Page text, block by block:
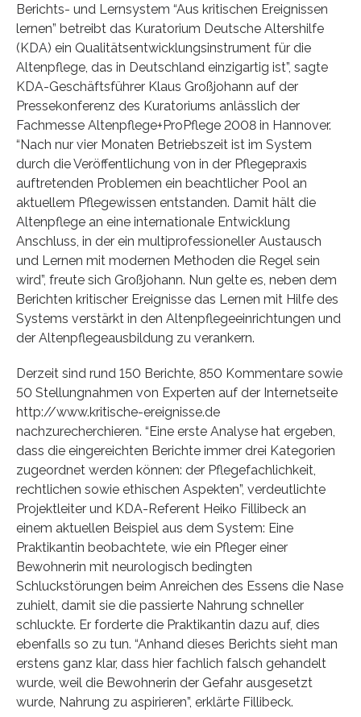
Berichts- und Lernsystem “Aus kritischen Ereignissen
lernen” betreibt das Kuratorium Deutsche Altershilfe
(KDA) ein Qualitätsentwicklungsinstrument für die
Altenpflege, das in Deutschland einzigartig ist”, sagte
KDA-Geschäftsführer Klaus Großjohann auf der
Pressekonferenz des Kuratoriums anlässlich der
Fachmesse Altenpflege+ProPflege 2008 in Hannover.
“Nach nur vier Monaten Betriebszeit ist im System
durch die Veröffentlichung von in der Pflegepraxis
auftretenden Problemen ein beachtlicher Pool an
aktuellem Pflegewissen entstanden. Damit hält die
Altenpflege an eine internationale Entwicklung
Anschluss, in der ein multiprofessioneller Austausch
und Lernen mit modernen Methoden die Regel sein
wird”, freute sich Großjohann. Nun gelte es, neben dem
Berichten kritischer Ereignisse das Lernen mit Hilfe des
Systems verstärkt in den Altenpflegeeinrichtungen und
der Altenpflegeausbildung zu verankern.
Derzeit sind rund 150 Berichte, 850 Kommentare sowie
50 Stellungnahmen von Experten auf der Internetseite
http://www.kritische-ereignisse.de
nachzurecherchieren. “Eine erste Analyse hat ergeben,
dass die eingereichten Berichte immer drei Kategorien
zugeordnet werden können: der Pflegefachlichkeit,
rechtlichen sowie ethischen Aspekten”, verdeutlichte
Projektleiter und KDA-Referent Heiko Fillibeck an
einem aktuellen Beispiel aus dem System: Eine
Praktikantin beobachtete, wie ein Pfleger einer
Bewohnerin mit neurologisch bedingten
Schluckstörungen beim Anreichen des Essens die Nase
zuhielt, damit sie die passierte Nahrung schneller
schluckte. Er forderte die Praktikantin dazu auf, dies
ebenfalls so zu tun. “Anhand dieses Berichts sieht man
erstens ganz klar, dass hier fachlich falsch gehandelt
wurde, weil die Bewohnerin der Gefahr ausgesetzt
wurde, Nahrung zu aspirieren”, erklärte Fillibeck.